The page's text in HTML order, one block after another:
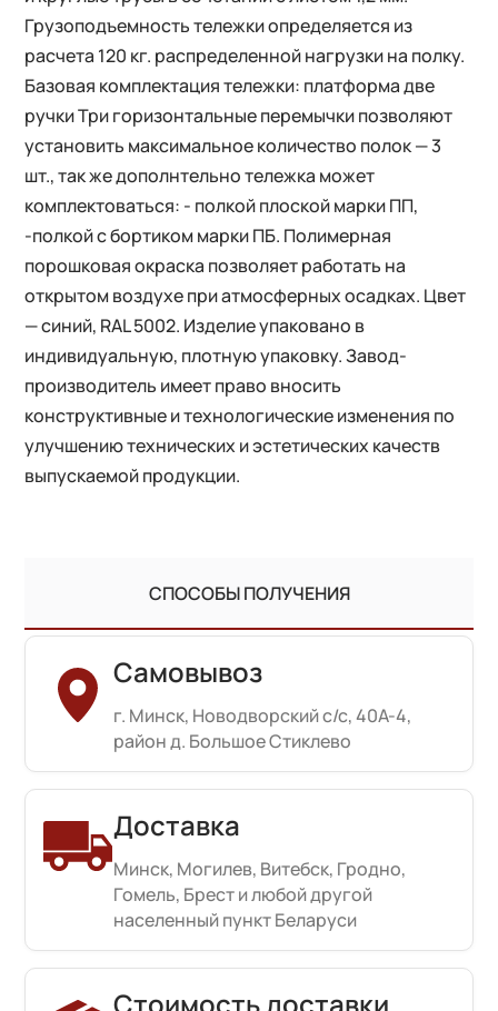
Грузоподъемность тележки определяется из
расчета 120 кг. распределенной нагрузки на полку.
Базовая комплектация тележки: платформа две
ручки Три горизонтальные перемычки позволяют
установить максимальное количество полок — 3
шт., так же дополнтельно тележка может
комплектоваться: - полкой плоской марки ПП,
-полкой с бортиком марки ПБ. Полимерная
порошковая окраска позволяет работать на
открытом воздухе при атмосферных осадках. Цвет
— синий, RAL 5002. Изделие упаковано в
индивидуальную, плотную упаковку. Завод-
производитель имеет право вносить
конструктивные и технологические изменения по
улучшению технических и эстетических качеств
выпускаемой продукции.
СПОСОБЫ ПОЛУЧЕНИЯ
Самовывоз
г. Минск, Новодворский с/с, 40А-4,
район д. Большое Стиклево
Доставка
Минск, Могилев, Витебск, Гродно,
Гомель, Брест и любой другой
населенный пункт Беларуси
Стоимость доставки